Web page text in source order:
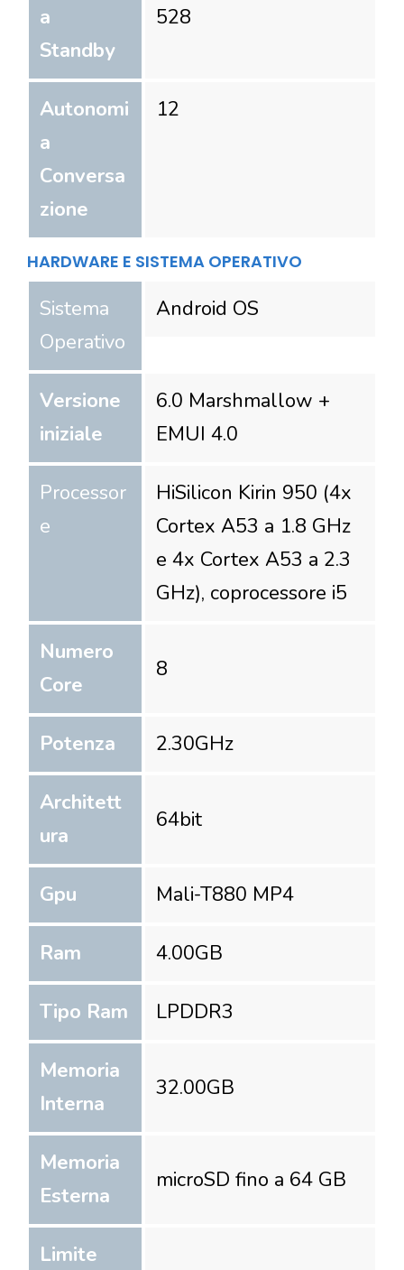
a
Standby
528
Autonomi
a
Conversa
zione
12
HARDWARE E SISTEMA OPERATIVO
Sistema
Operativo
Android OS
Versione
iniziale
6.0 Marshmallow +
EMUI 4.0
Processor
e
HiSilicon Kirin 950 (4x
Cortex A53 a 1.8 GHz
e 4x Cortex A53 a 2.3
GHz), coprocessore i5
Numero
Core
8
Potenza 2.30GHz
Architett
ura
64bit
Gpu Mali-T880 MP4
Ram 4.00GB
Tipo Ram LPDDR3
Memoria
Interna
32.00GB
Memoria
Esterna
microSD fino a 64 GB
Limite